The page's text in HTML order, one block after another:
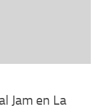
Jam en La